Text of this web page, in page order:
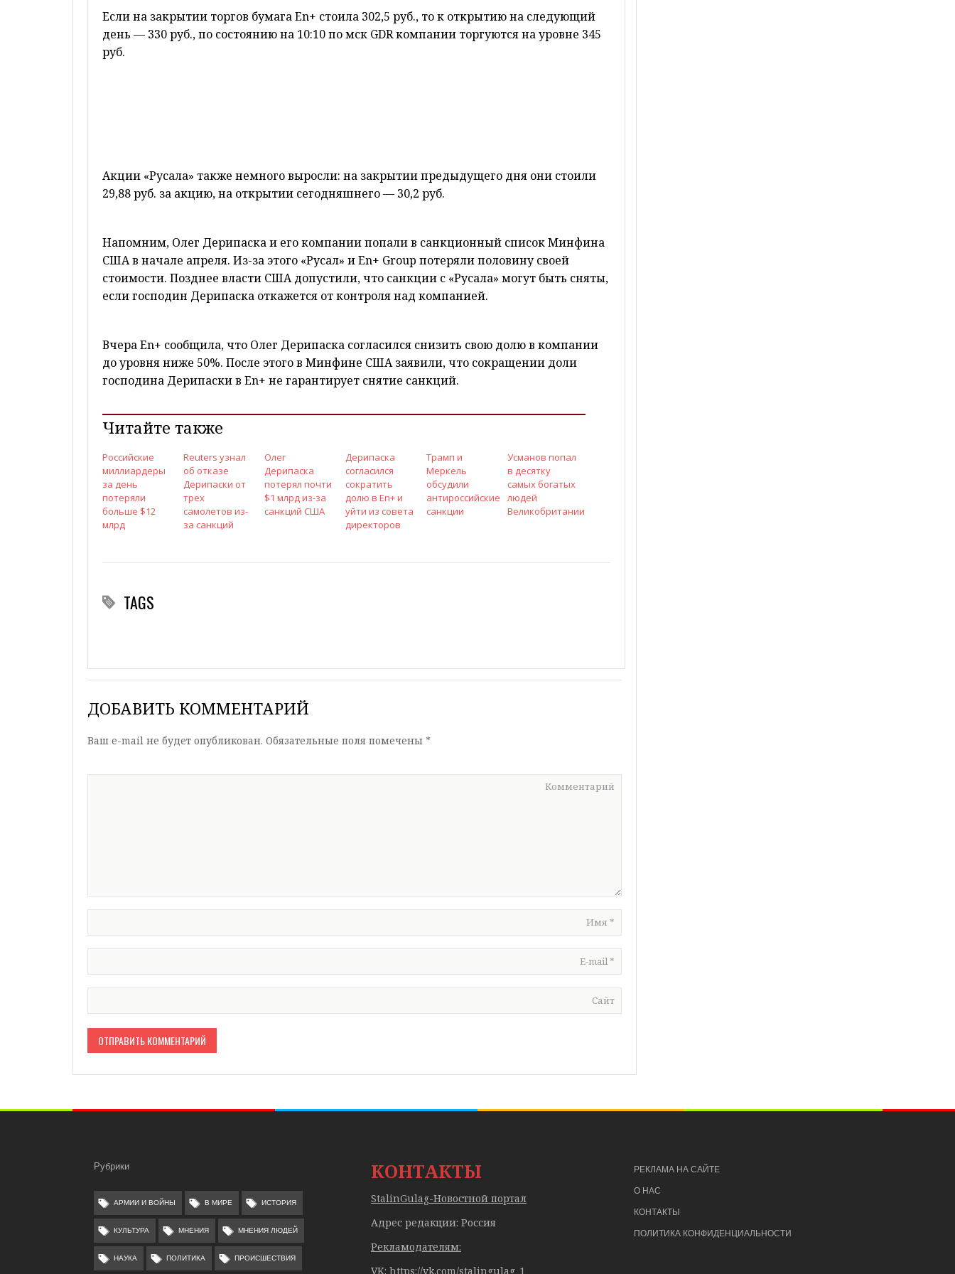
Если на закрытии торгов бумага En+ стоила 302,5 руб., то к открытию на следующий
день — 330 руб., по состоянию на 10:10 по мск GDR компании торгуются на уровне 345
руб.
Акции «Русала» также немного выросли: на закрытии предыдущего дня они стоили
29,88 руб. за акцию, на открытии сегодняшнего — 30,2 руб.
Напомним, Олег Дерипаска и его компании попали в санкционный список Минфина
США в начале апреля. Из-за этого «Русал» и En+ Group потеряли половину своей
стоимости. Позднее власти США допустили, что санкции с «Русала» могут быть сняты,
если господин Дерипаска откажется от контроля над компанией.
Вчера En+ сообщила, что Олег Дерипаска согласился снизить свою долю в компании
до уровня ниже 50%. После этого в Минфине США заявили, что сокращении доли
господина Дерипаски в En+ не гарантирует снятие санкций.
Читайте также
Российские
миллиардеры
за день
потеряли
больше $12
млрд
Reuters узнал
об отказе
Дерипаски от
трех
самолетов из-
за санкций
Олег
Дерипаска
потерял почти
$1 млрд из-за
санкций США
Дерипаска
согласился
сократить
долю в En+ и
уйти из совета
директоров
Трамп и
Меркель
обсудили
антироссийские
санкции
Усманов попал
в десятку
самых богатых
людей
Великобритании
TAGS
ДОБАВИТЬ КОММЕНТАРИЙ
Ваш e-mail не будет опубликован. Обязательные поля помечены *
Комментарий
Имя*
E-mail*
Сайт
Рубрики
АРМИИ И ВОЙНЫ В МИРЕ ИСТОРИЯ
КУЛЬТУРА МНЕНИЯ МНЕНИЯ ЛЮДЕЙ
НАУКА ПОЛИТИКА ПРОИСШЕСТВИЯ
КОНТАКТЫ
StalinGulag-Новостной портал
Адрес редакции: Россия
Рекламодателям:
VK: https://vk.com/stalingulag_1
РЕКЛАМА НА САЙТЕ
О НАС
КОНТАКТЫ
ПОЛИТИКА КОНФИДЕНЦИАЛЬНОСТИ